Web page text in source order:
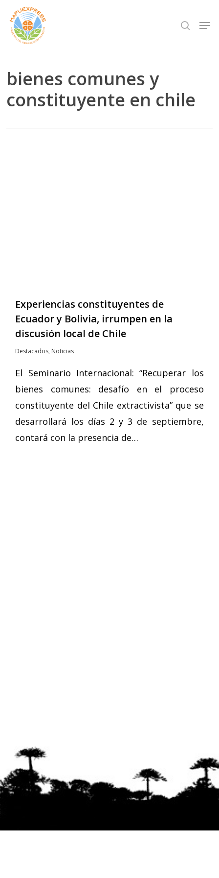
Skip
main
search
bienes comunes y
constituyente en chile
Experiencias constituyentes de
Ecuador y Bolivia, irrumpen en la
discusión local de Chile
Destacados, Noticias
El Seminario Internacional: “Recuperar los
bienes comunes: desafío en el proceso
constituyente del Chile extractivista” que se
desarrollará los días 2 y 3 de septiembre,
contará con la presencia de…
Close